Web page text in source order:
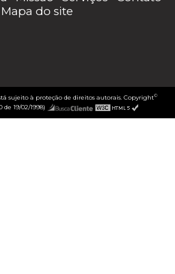
Mapa do site
sujeito à proteção de direitos autorais. Copyright©
de 19/02/1998)